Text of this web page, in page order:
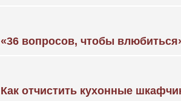
«36 вопросов, чтобы
Как отчистить кухонные